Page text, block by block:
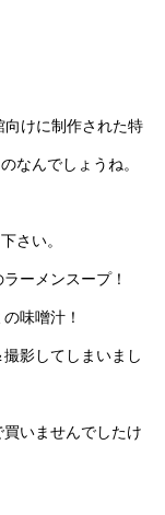
けに制作された特
なんでしょうね。
さい。
ーメンスープ！
味噌汁！
影してしまいまし
いませんでしたけ